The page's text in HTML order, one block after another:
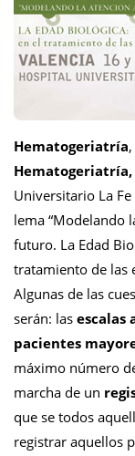
Hematogeriatría
Hematogeriatría,
Universitario La Fe
lema “Modelando
futuro. La Edad
tratamiento de las
Algunas de las
serán: las escalas
pacientes
máximo número
marcha de un
que se todos
registrar aquellos